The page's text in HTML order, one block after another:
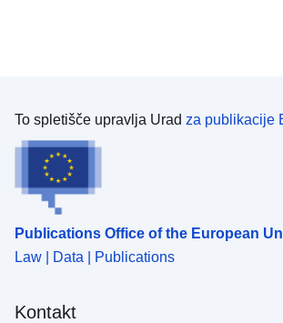
uriRef:
http://
To spletišče upravlja Urad za publikacije
Publications Office of the European
Law | Data | Publications
Kontakt